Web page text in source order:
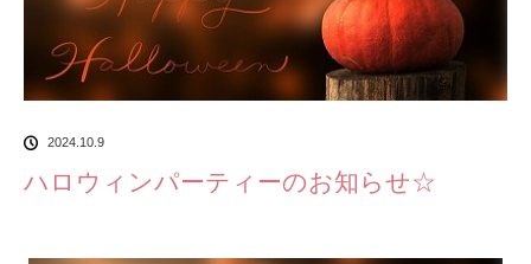
2024.10.9
ハロウィンパーティーのお知らせ☆